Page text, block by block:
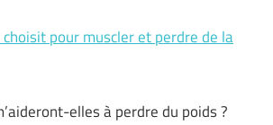
pour muscler et perdre de la
elles à perdre du poids ?